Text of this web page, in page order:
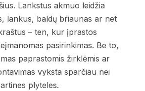
Lankstus akmuo leidžia
lankus, baldų briaunas ar net
– ten, kur įprastos
pasirinkimas. Be to,
paprastomis žirklėmis ar
vyksta sparčiau nei
plyteles.